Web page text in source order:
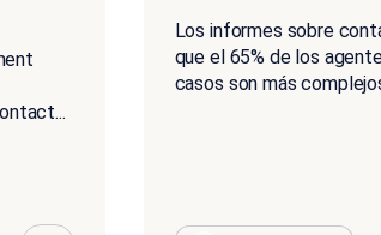
Los informes sobre
que el 65% de los
casos son más